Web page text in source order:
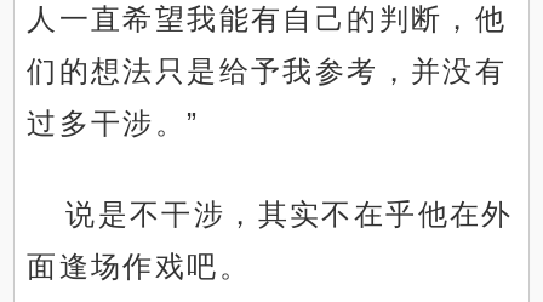
人一直希望我能有自己的判断，他
们的想法只是给予我参考，并没有
过多干涉。”
说是不干涉，其实不在乎他在外
面逢场作戏吧。